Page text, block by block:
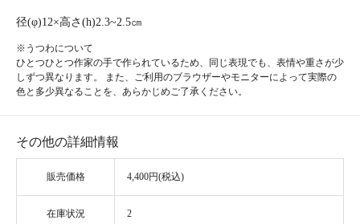
径(φ)12×高さ(h)2.3~2.5㎝
※うつわについて
ひとつひとつ作家の手で作られているため、同じ表現でも、表情や重さが少
しずつ異なります。 また、ご利用のブラウザーやモニターによって実際の
色と多少異なることを、あらかじめご了承ください。
その他の詳細情報
販売価格 4,400円(税込)
在庫状況 2